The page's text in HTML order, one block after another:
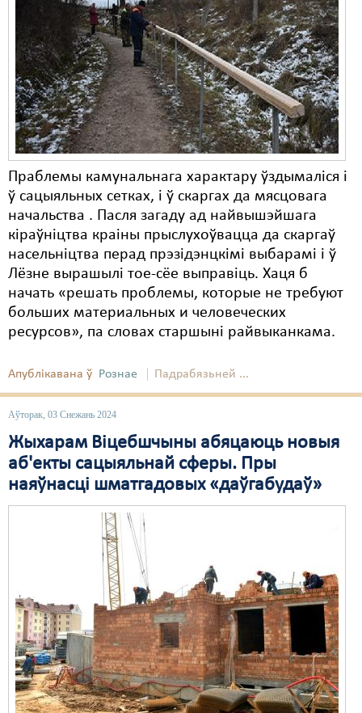
Праблемы камунальнага характару ўздымаліся і
ў сацыяльных сетках, і ў скаргах да мясцовага
начальства . Пасля загаду ад найвышэйшага
кіраўніцтва краіны прыслухоўвацца да скаргаў
насельніцтва перад прэзідэнцкімі выбарамі і ў
Лёзне вырашылі тое-сёе выправіць. Хаця б
начать «решать проблемы, которые не требуют
больших материальных и человеческих
ресурсов», па словах старшыні райвыканкама.
Апублікавана ў Рознае Падрабязьней ...
Аўторак, 03 Снежань 2024
Жыхарам Віцебшчыны абяцаюць новыя
аб'екты сацыяльнай сферы. Пры
наяўнасці шматгадовых «даўгабудаў»